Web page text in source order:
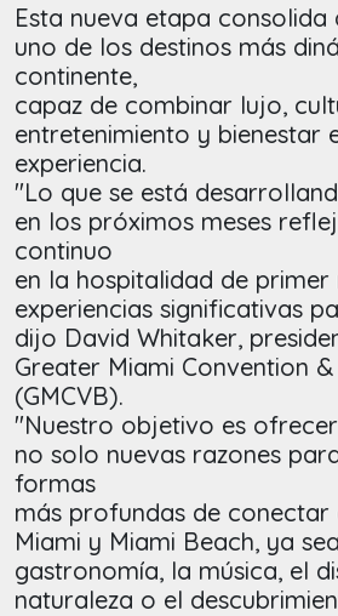
Esta nueva etapa
uno de los destinos más
continente,
capaz de combinar lujo,
entretenimiento y bienestar
experiencia.
"Lo que se está
en los próximos meses
continuo
en la hospitalidad de primer
experiencias significativas
dijo David Whitaker,
Greater Miami Convention
(GMCVB).
"Nuestro objetivo es
no solo nuevas razones
formas
más profundas de conectar
Miami y Miami Beach, ya
gastronomía, la música, el
naturaleza o el